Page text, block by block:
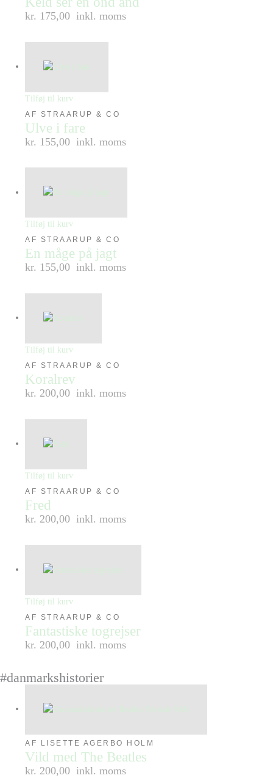
kr. 175,00 inkl. moms
Tilføj til kurv
AF STRAARUP & CO
Ulve i fare
kr. 155,00 inkl. moms
Tilføj til kurv
AF STRAARUP & CO
En måge på jagt
kr. 155,00 inkl. moms
Tilføj til kurv
AF STRAARUP & CO
Koralrev
kr. 200,00 inkl. moms
Tilføj til kurv
AF STRAARUP & CO
Fred
kr. 200,00 inkl. moms
Tilføj til kurv
AF STRAARUP & CO
Fantastiske togrejser
kr. 200,00 inkl. moms
#danmarkshistorier
AF LISETTE AGERBO HOLM
Vild med The Beatles
kr. 200,00 inkl. moms